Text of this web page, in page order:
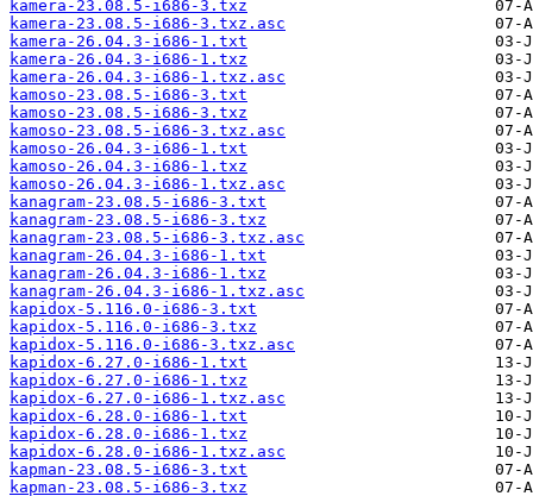
kamera-23.08.5-i686-3.txz
kamera-23.08.5-i686-3.txz.asc
kamera-26.04.3-i686-1.txt
kamera-26.04.3-i686-1.txz
kamera-26.04.3-i686-1.txz.asc
kamoso-23.08.5-i686-3.txt
kamoso-23.08.5-i686-3.txz
kamoso-23.08.5-i686-3.txz.asc
kamoso-26.04.3-i686-1.txt
kamoso-26.04.3-i686-1.txz
kamoso-26.04.3-i686-1.txz.asc
kanagram-23.08.5-i686-3.txt
kanagram-23.08.5-i686-3.txz
kanagram-23.08.5-i686-3.txz.asc
kanagram-26.04.3-i686-1.txt
kanagram-26.04.3-i686-1.txz
kanagram-26.04.3-i686-1.txz.asc
kapidox-5.116.0-i686-3.txt
kapidox-5.116.0-i686-3.txz
kapidox-5.116.0-i686-3.txz.asc
kapidox-6.27.0-i686-1.txt
kapidox-6.27.0-i686-1.txz
kapidox-6.27.0-i686-1.txz.asc
kapidox-6.28.0-i686-1.txt
kapidox-6.28.0-i686-1.txz
kapidox-6.28.0-i686-1.txz.asc
kapman-23.08.5-i686-3.txt
kapman-23.08.5-i686-3.txz